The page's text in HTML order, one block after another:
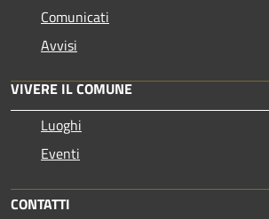
Comunicati
Avvisi
VIVERE IL COMUNE
Luoghi
Eventi
CONTATTI